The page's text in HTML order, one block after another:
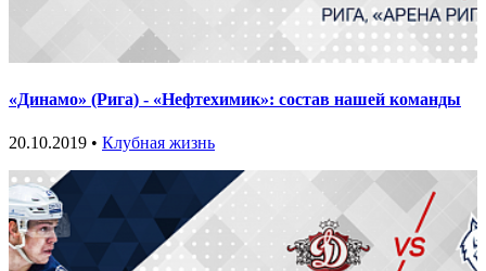
«Динамо» (Рига) - «Нефтехимик»: состав нашей команды
20.10.2019 • Клубная жизнь